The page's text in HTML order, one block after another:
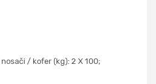
/ kofer (kg): 2 X 100;